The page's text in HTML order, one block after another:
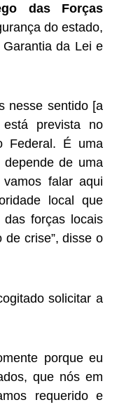
das Forças
do estado,
da Lei e
nesse sentido [a
prevista no
Federal. É uma
depende de uma
falar aqui
local que
das forças locais
de crise”, disse o
solicitar a
porque eu
que nós em
requerido e